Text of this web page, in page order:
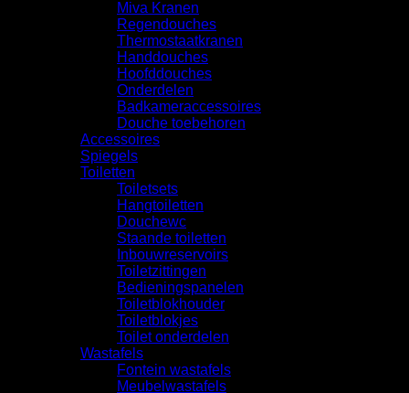
Miva Kranen
Regendouches
Thermostaatkranen
Handdouches
Hoofddouches
Onderdelen
Badkameraccessoires
Douche toebehoren
Accessoires
Spiegels
Toiletten
Toiletsets
Hangtoiletten
Douchewc
Staande toiletten
Inbouwreservoirs
Toiletzittingen
Bedieningspanelen
Toiletblokhouder
Toiletblokjes
Toilet onderdelen
Wastafels
Fontein wastafels
Meubelwastafels